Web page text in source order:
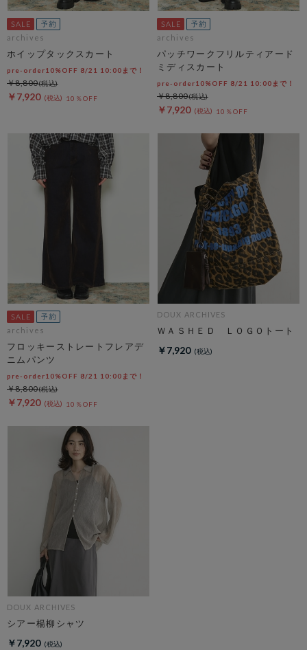
archives
ホイップタックスカート
pre-order10%OFF 8/21 10:00まで！
￥7,920 10％OFF
￥8,800
archives
パッチワークフリルティアード
ミディスカート
pre-order10%OFF 8/21 10:00まで！
￥7,920 10％OFF
￥8,800
archives
フロッキーストレートフレアデ
ニムパンツ
pre-order10%OFF 8/21 10:00まで！
￥7,920 10％OFF
￥8,800
DOUX ARCHIVES
ＷＡＳＨＥＤ ＬＯＧＯトート
￥7,920
DOUX ARCHIVES
シアー楊柳シャツ
￥7,920